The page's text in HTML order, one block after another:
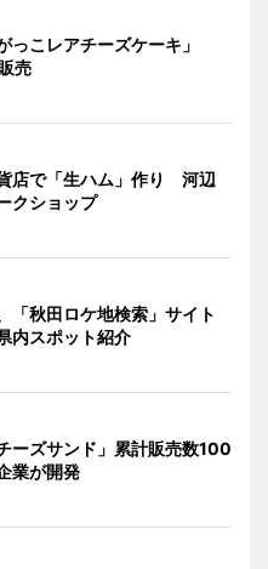
っこレアチーズケーキ」
売
店で「生ハム」作り 河辺
クショップ
「秋田ロケ地検索」サイト
内スポット紹介
ーズサンド」累計販売数100
業が開発